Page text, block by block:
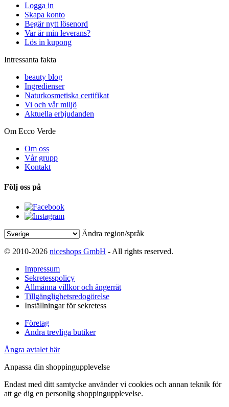
Logga in
Skapa konto
Begär nytt lösenord
Var är min leverans?
Lös in kupong
Intressanta fakta
beauty blog
Ingredienser
Naturkosmetiska certifikat
Vi och vår miljö
Aktuella erbjudanden
Om Ecco Verde
Om oss
Vår grupp
Kontakt
Följ oss på
Ändra region/språk
© 2010-2026 niceshops GmbH - All rights reserved.
Impressum
Sekretesspolicy
Allmänna villkor och ångerrät
Tillgänglighetsredogörelse
Inställningar för sekretess
Företag
Andra trevliga butiker
Ångra avtalet här
Anpassa din shoppingupplevelse
Endast med ditt samtycke använder vi cookies och annan teknik för
att ge dig en personlig shoppingupplevelse.